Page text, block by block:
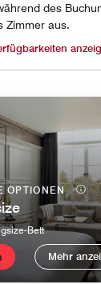
des
Zimmer aus.
OPTIONEN
Bett
Mehr